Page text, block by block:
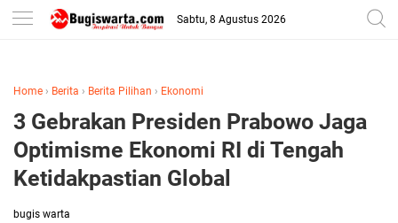
-->
Sabtu, 8 Agustus 2026
Home › Berita › Berita Pilihan › Ekonomi
3 Gebrakan Presiden Prabowo Jaga
Optimisme Ekonomi RI di Tengah
Ketidakpastian Global
bugis warta